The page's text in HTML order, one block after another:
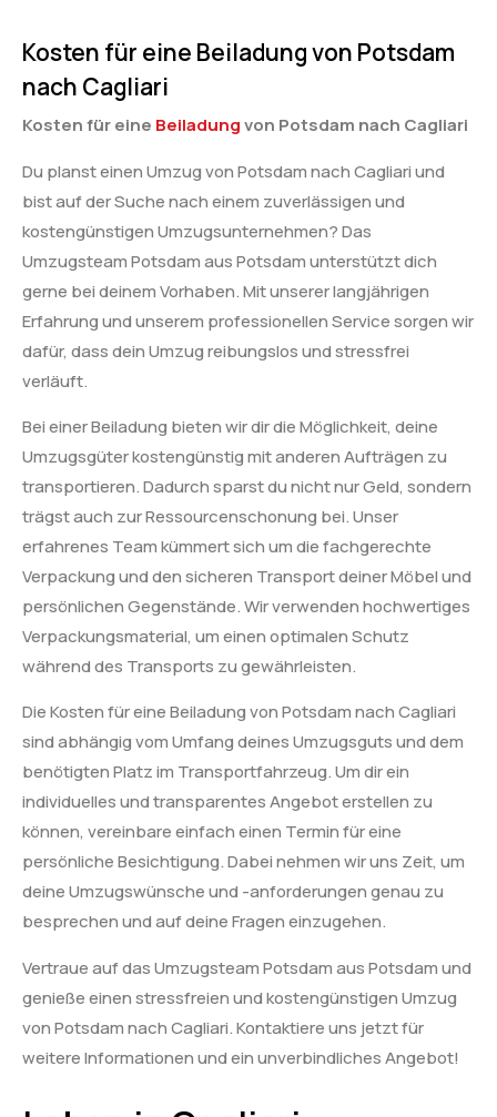
Kosten für eine Beiladung von Potsdam
nach Cagliari
Kosten für eine Beiladungvon Potsdam nach Cagliari
Du planst einen Umzug von Potsdam nach Cagliari und
bist auf der Suche nach einem zuverlässigen und
kostengünstigen Umzugsunternehmen? Das
Umzugsteam Potsdam aus Potsdam unterstützt dich
gerne bei deinem Vorhaben. Mit unserer langjährigen
Erfahrung und unserem professionellen Service sorgen wir
dafür, dass dein Umzug reibungslos und stressfrei
verläuft.
Bei einer Beiladung bieten wir dir die Möglichkeit, deine
Umzugsgüter kostengünstig mit anderen Aufträgen zu
transportieren. Dadurch sparst du nicht nur Geld, sondern
trägst auch zur Ressourcenschonung bei. Unser
erfahrenes Team kümmert sich um die fachgerechte
Verpackung und den sicheren Transport deiner Möbel und
persönlichen Gegenstände. Wir verwenden hochwertiges
Verpackungsmaterial, um einen optimalen Schutz
während des Transports zu gewährleisten.
Die Kosten für eine Beiladung von Potsdam nach Cagliari
sind abhängig vom Umfang deines Umzugsguts und dem
benötigten Platz im Transportfahrzeug. Um dir ein
individuelles und transparentes Angebot erstellen zu
können, vereinbare einfach einen Termin für eine
persönliche Besichtigung. Dabei nehmen wir uns Zeit, um
deine Umzugswünsche und -anforderungen genau zu
besprechen und auf deine Fragen einzugehen.
Vertraue auf das Umzugsteam Potsdam aus Potsdam und
genieße einen stressfreien und kostengünstigen Umzug
von Potsdam nach Cagliari. Kontaktiere uns jetzt für
weitere Informationen und ein unverbindliches Angebot!